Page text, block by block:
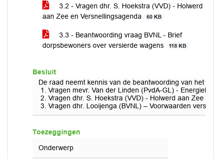
3.2 - Vragen dhr. S. Hoekstra (VVD) - Holwerd
aan Zee en Versnellingsagenda
60 KB
3.3 - Beantwoording vraag BVNL - Brief
dorpsbewoners over versierde wagens
118 KB
Besluit
De raad neemt kennis van de beantwoording van het
Vragen mevr. Van der Linden (PvdA-GL) -
Vragen dhr. S. Hoekstra (VVD) - Holwerd aan Zee en
Vragen dhr. Looijenga (BVNL) – Voorwaarden
Toezeggingen
Onderwerp